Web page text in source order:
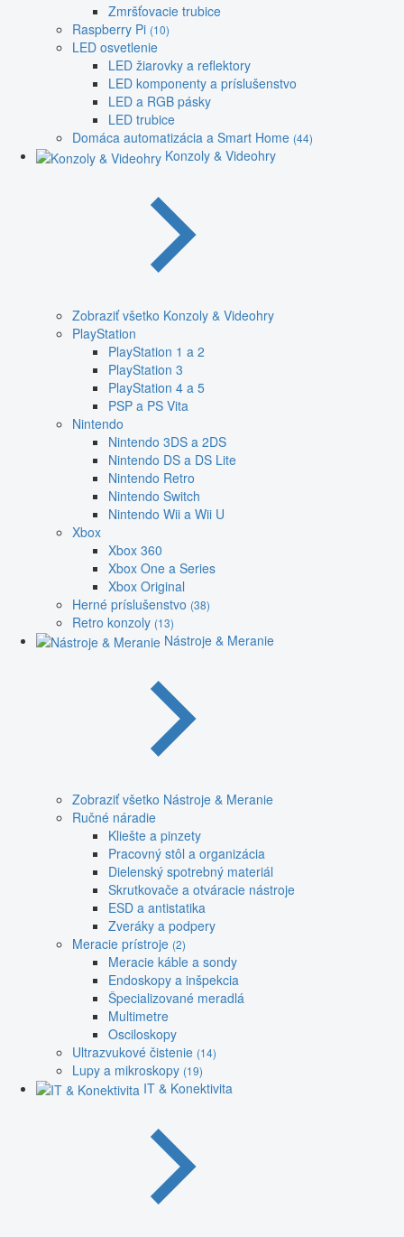
Zmršťovacie trubice
Raspberry Pi (10)
LED osvetlenie
LED žiarovky a reflektory
LED komponenty a príslušenstvo
LED a RGB pásky
LED trubice
Domáca automatizácia a Smart Home (44)
Konzoly & Videohry
Zobraziť všetko Konzoly & Videohry
PlayStation
PlayStation 1 a 2
PlayStation 3
PlayStation 4 a 5
PSP a PS Vita
Nintendo
Nintendo 3DS a 2DS
Nintendo DS a DS Lite
Nintendo Retro
Nintendo Switch
Nintendo Wii a Wii U
Xbox
Xbox 360
Xbox One a Series
Xbox Original
Herné príslušenstvo (38)
Retro konzoly (13)
Nástroje & Meranie
Zobraziť všetko Nástroje & Meranie
Ručné náradie
Kliešte a pinzety
Pracovný stôl a organizácia
Dielenský spotrebný materiál
Skrutkovače a otváracie nástroje
ESD a antistatika
Zveráky a podpery
Meracie prístroje (2)
Meracie káble a sondy
Endoskopy a inšpekcia
Špecializované meradlá
Multimetre
Osciloskopy
Ultrazvukové čistenie (14)
Lupy a mikroskopy (19)
IT & Konektivita